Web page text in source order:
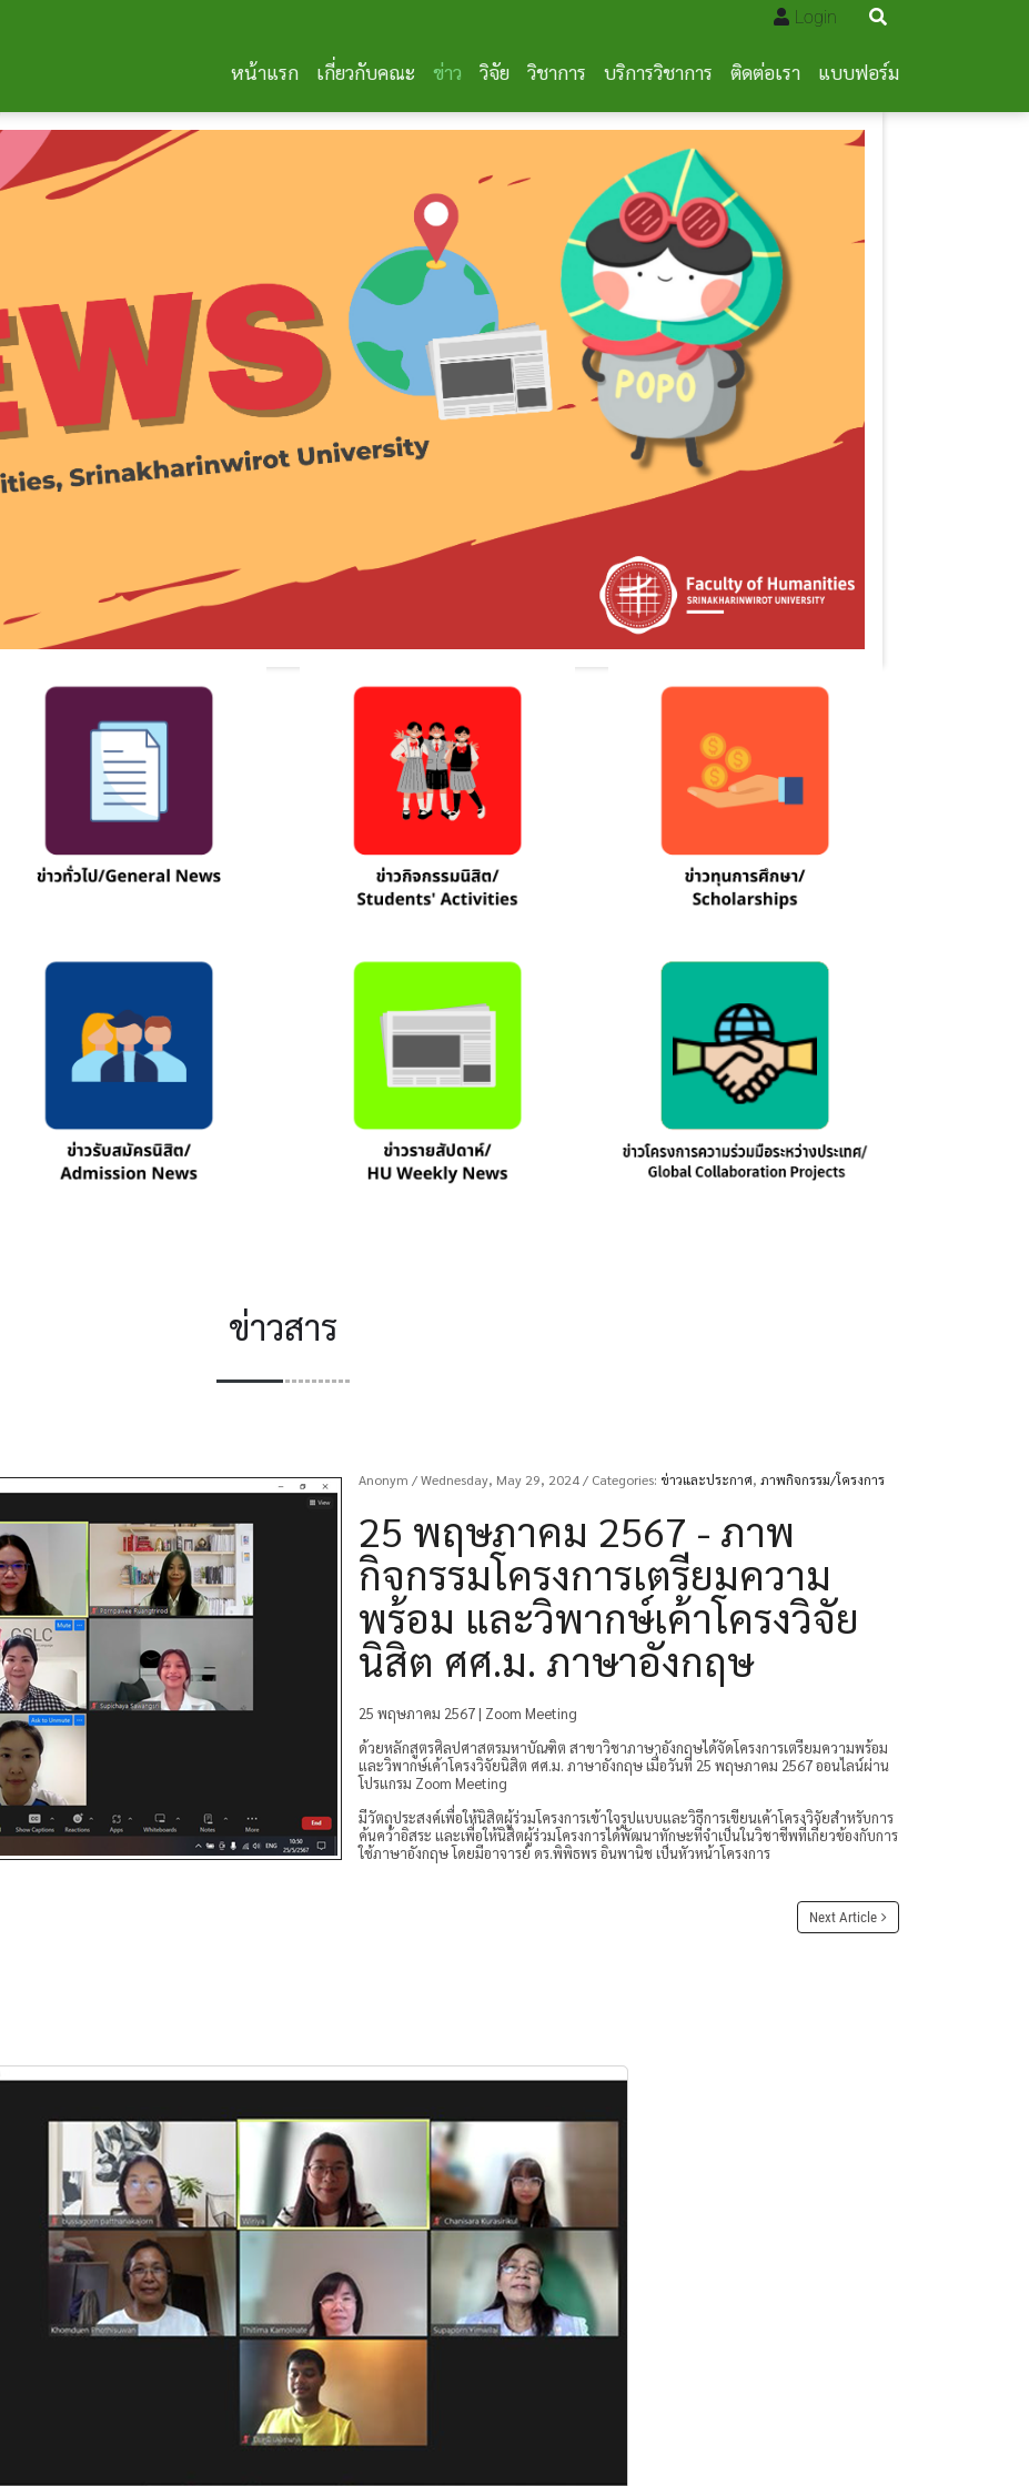
Login
หน้าแรก เกี่ยวกับคณะ ข่าว วิจัย วิชาการ บริการวิชาการ ติดต่อเรา แบบฟอร์ม
ข่าวสาร
Anonym / Wednesday, May 29, 2024 / Categories: ข่าวและประกาศ, ภาพกิจกรรม/โครงการ
25 พฤษภาคม 2567 - ภาพ
กิจกรรมโครงการเตรียมความ
พร้อม และวิพากษ์เค้าโครงวิจัย
นิสิต ศศ.ม. ภาษาอังกฤษ
25 พฤษภาคม 2567 | Zoom Meeting
ด้วยหลักสูตรศิลปศาสตรมหาบัณฑิต สาขาวิชาภาษาอังกฤษได้จัดโครงการเตรียมความพร้อม
และวิพากษ์เค้าโครงวิจัยนิสิต ศศ.ม. ภาษาอังกฤษ เมื่อวันที่ 25 พฤษภาคม 2567 ออนไลน์ผ่าน
โปรแกรม Zoom Meeting
มีวัตถุประสงค์เพื่อให้นิสิตผู้ร่วมโครงการเข้าใจรูปแบบและวิธีการเขียนเค้าโครงวิจัยสำหรับการ
ค้นคว้าอิสระ และเพื่อให้นิสิตผู้ร่วมโครงการได้พัฒนาทักษะที่จำเป็นในวิชาชีพที่เกี่ยวข้องกับการ
ใช้ภาษาอังกฤษ โดยมีอาจารย์ ดร.พิพิธพร อินพานิช เป็นหัวหน้าโครงการ
Next Article